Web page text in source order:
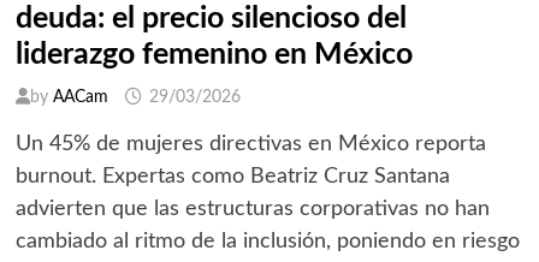
deuda: el precio silencioso del
liderazgo femenino en México
by AACam 29/03/2026
Un 45% de mujeres directivas en México reporta
burnout. Expertas como Beatriz Cruz Santana
advierten que las estructuras corporativas no han
cambiado al ritmo de la inclusión, poniendo en riesgo